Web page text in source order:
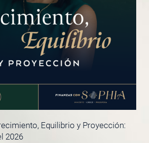
Equilibrio y Proyección:
2026